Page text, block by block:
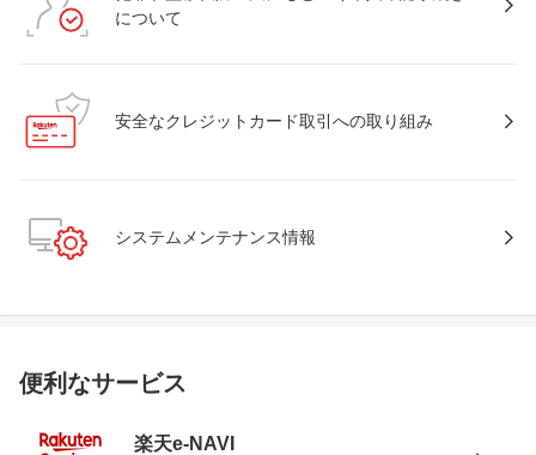
について
安全なクレジットカード取引への取り組み
システムメンテナンス情報
便利なサービス
楽天e-NAVI